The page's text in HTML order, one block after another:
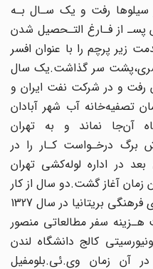
امور سیلوها رفت و یک سـال بـه
کار کرد.در 1323 ش‌ پسـ‌ از‌ فـارغ‌ التـحصیل شدن
زیر‌ پرچم را با عنوان افسر
سر گذاشت.یک سال
رفت و در شرکت نفت ایران و
آب شهر آبادان
بیشتر از 9 ماه آن‌جا نماند و به تهران
در‌ سال‌ 1325‌ ش برگ درخـواست کـار را در
در‌ اداره‌ لوله‌کشی‌ تهران‌
آغاز گشت.دو سال از‌ کار‌
او‌ در این اداره گذشته بود که شورای فرهنگی بریتانیا در سال 1327
سفر مطالعاتی منصور
اللّه کهکشان‌1در یونیورسیتی کالج‌ دانشگاه‌ لندن‌
آن زمان وی.ئی.بلومفیل